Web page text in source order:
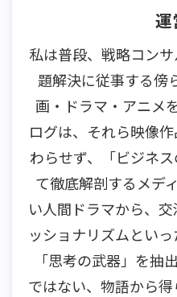
運
私は普段、戦略コン
題解決に従事する傍
画・ドラマ・アニメ
ログは、それら映像
わらせず、「ビジネ
て徹底解剖するメデ
い人間ドラマから、
ッショナリズムとい
「思考の武器」を抽
ではない、物語から得